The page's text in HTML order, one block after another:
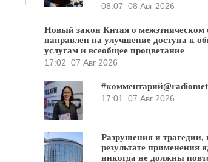
08:07 08 Авг 2026
Новый закон Китая о межэтническом
направлен на улучшение доступа к
услугам и всеобщее процветание
17:02 07 Авг 2026
17:01
07 Авг 2026
Разрушения и
результате применения
никогда не должны